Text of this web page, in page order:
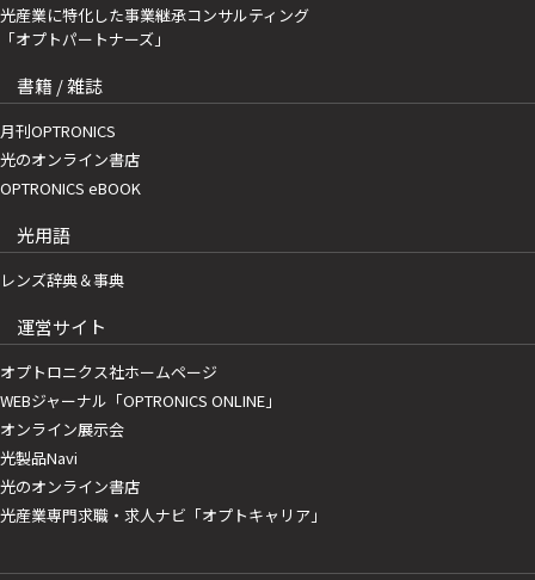
光産業に特化した事業継承コンサルティング
「オプトパートナーズ」
書籍 / 雑誌
月刊OPTRONICS
光のオンライン書店
OPTRONICS eBOOK
光用語
レンズ辞典＆事典
運営サイト
オプトロニクス社ホームページ
WEBジャーナル「OPTRONICS ONLINE」
オンライン展示会
光製品Navi
光のオンライン書店
光産業専門求職・求人ナビ「オプトキャリア」